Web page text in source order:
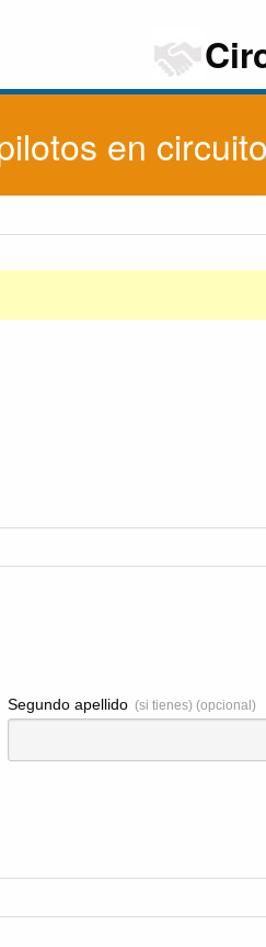
en
Segundo apellido (si tienes) (opcional)